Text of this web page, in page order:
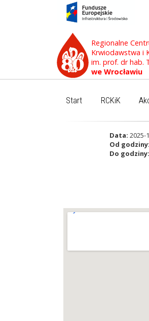
Regionalne
Krwiodawstwa i
im. prof. dr hab.
we Wrocławiu
Start RCKiK
Data: 2025-
Od godziny:
Do godziny: